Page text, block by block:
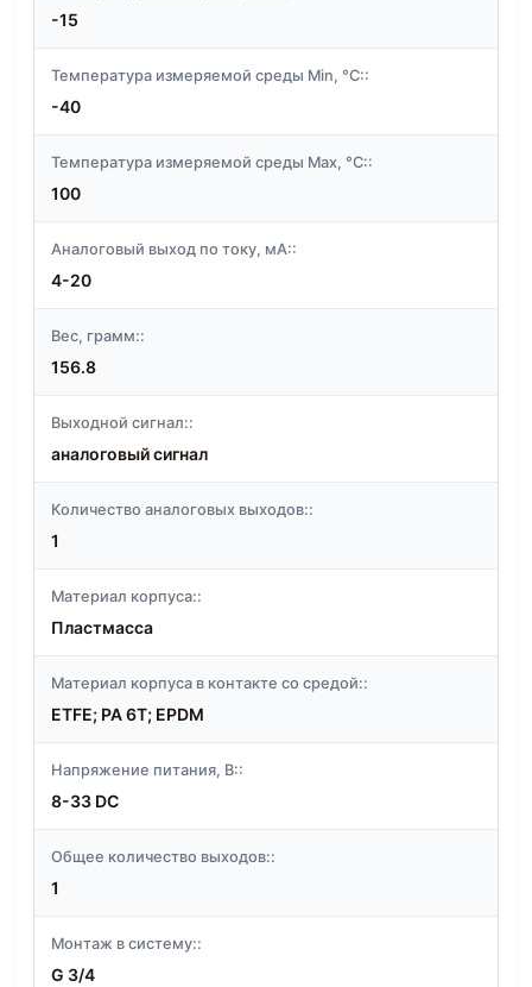
-15
Температура измеряемой среды Min, °C::
-40
Температура измеряемой среды Max, °C::
100
Аналоговый выход по току, мА::
4-20
Вес, грамм::
156.8
Выходной сигнал::
аналоговый сигнал
Количество аналоговых выходов::
1
Материал корпуса::
Пластмасса
Материал корпуса в контакте со средой::
ETFE; PA 6T; EPDM
Напряжение питания, В::
8-33 DC
Общее количество выходов::
1
Монтаж в систему::
G 3/4